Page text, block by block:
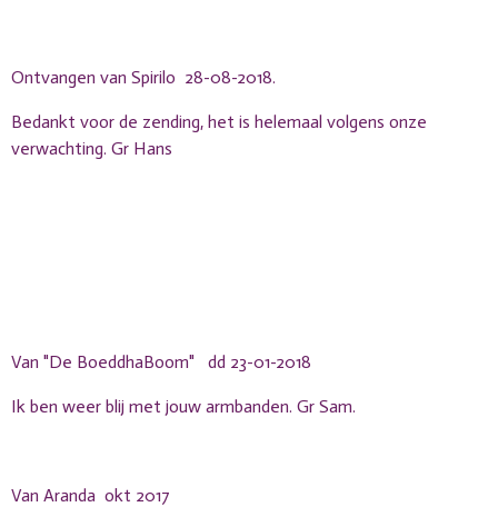
Ontvangen van Spirilo 28-08-2018.
Bedankt voor de zending, het is helemaal volgens onze
verwachting. Gr Hans
Van "De BoeddhaBoom" dd 23-01-2018
Ik ben weer blij met jouw armbanden. Gr Sam.
Van Aranda okt 2017